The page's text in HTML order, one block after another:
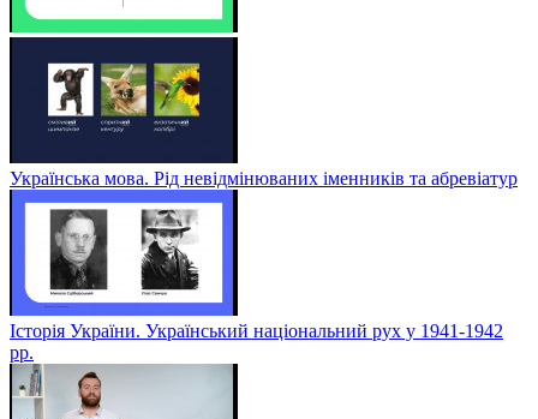
Українська мова. Рід невідмінюваних іменників та абревіатур
Історія України. Український національний рух у 1941-1942
рр.